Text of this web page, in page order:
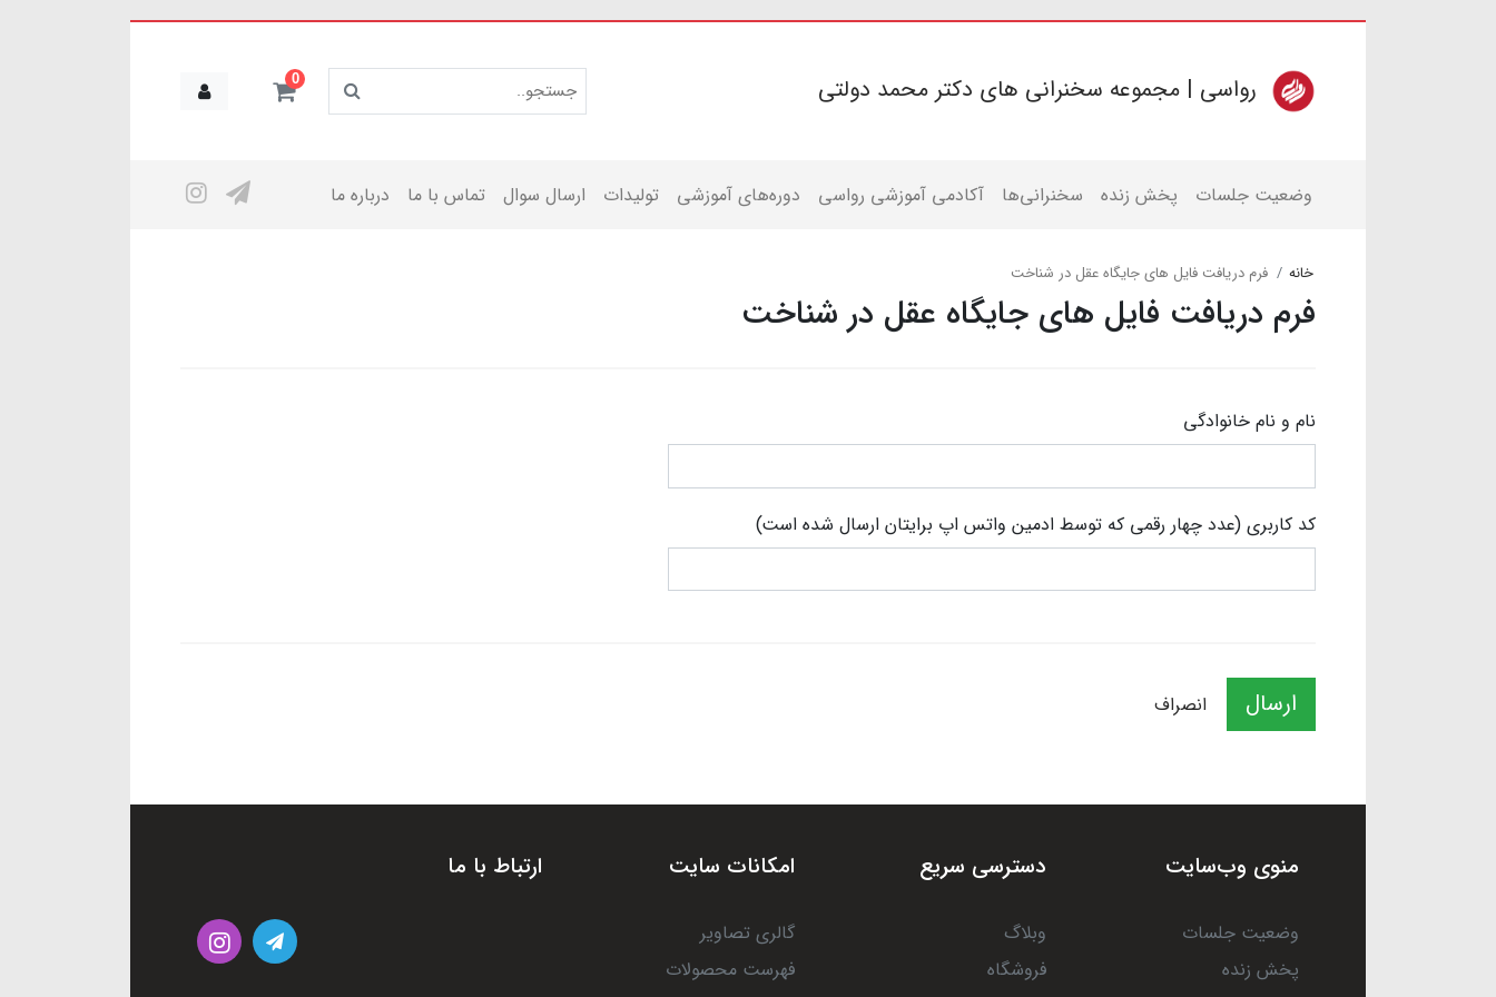
رواسی | مجموعه سخنرانی های دکتر محمد دولتی 0
وضعیت جلسات پخش زنده سخنرانی‌ها آکادمی آموزشی رواسی دوره‌های آموزشی تولیدات ارسال سوال تماس با ما درباره ما
خانه فرم دریافت فایل های جایگاه عقل در شناخت
فرم دریافت فایل های جایگاه عقل در شناخت
نام و نام خانوادگی
کد کاربری (عدد چهار رقمی که توسط ادمین واتس اپ برایتان ارسال شده است)
ارسال انصراف
منوی وب‌سایت
وضعیت جلسات
پخش زنده
دسترسی سریع
وبلاگ
فروشگاه
امکانات سایت
گالری تصاویر
فهرست محصولات
ارتباط با ما